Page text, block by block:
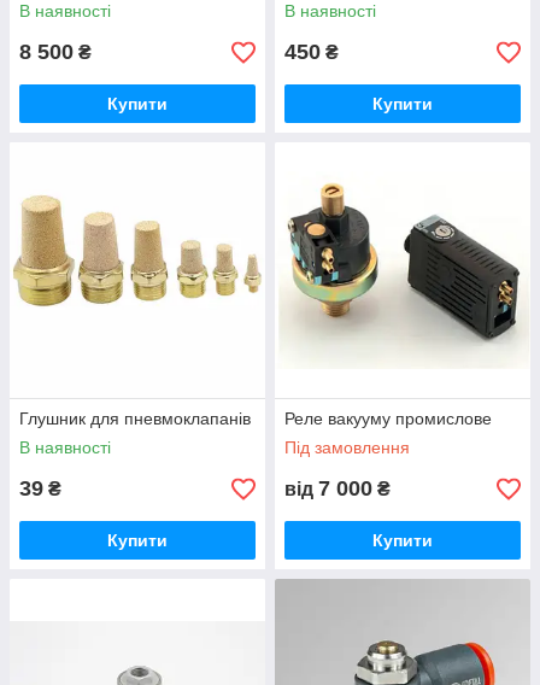
В наявності
8 500 ₴
Купити
В наявності
450 ₴
Купити
Глушник для пневмоклапанів
В наявності
39 ₴
Купити
Реле вакууму промислове
Під замовлення
від 7 000 ₴
Купити